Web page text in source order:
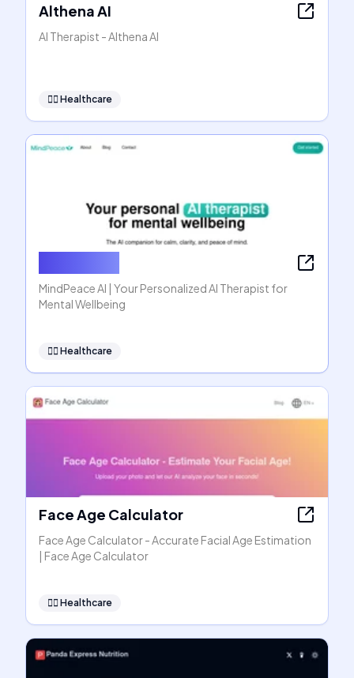
Althena AI
AI Therapist - Althena AI
👩‍⚕️ Healthcare
MindPeace AI | Your Personalized AI Therapist for
Mental Wellbeing
👩‍⚕️ Healthcare
Face Age Calculator
Face Age Calculator - Accurate Facial Age Estimation
| Face Age Calculator
👩‍⚕️ Healthcare